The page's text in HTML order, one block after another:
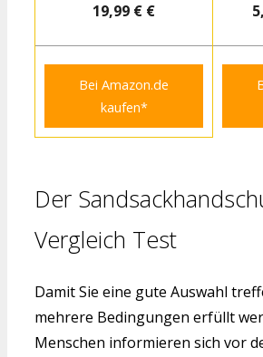
19,99 € €
Bei Amazon.de
kaufen*
Der
Vergleich Test
Damit Sie eine gute Auswahl
mehrere Bedingungen erfüllt
Menschen informieren sich vor